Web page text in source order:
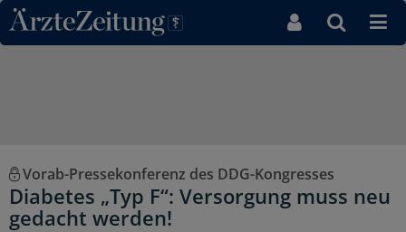
Direkt zum Inhaltsbereich
Vorab-Pressekonferenz des DDG-Kongresses
Diabetes „Typ F“: Versorgung muss neu
gedacht werden!